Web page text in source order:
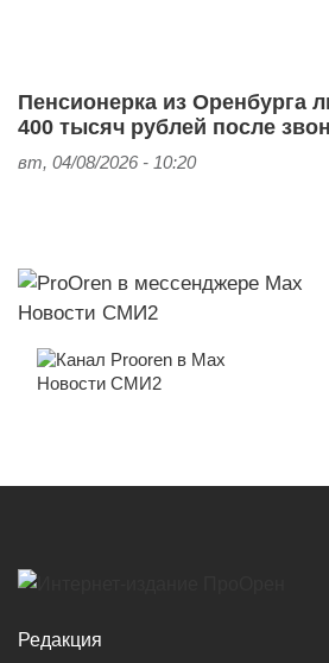
Пенсионерка из Оренбурга
400 тысяч рублей после
вт, 04/08/2026 - 10:20
Новости СМИ2
Новости СМИ2
Редакция